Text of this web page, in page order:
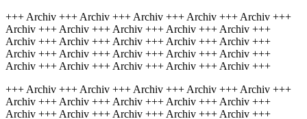
+++ Archiv +++ Archiv +++ Archiv +++ Archiv +++ Archiv +++
Archiv +++ Archiv +++ Archiv +++ Archiv +++ Archiv +++
Archiv +++ Archiv +++ Archiv +++ Archiv +++ Archiv +++
Archiv +++ Archiv +++ Archiv +++ Archiv +++ Archiv +++
Archiv +++ Archiv +++ Archiv +++ Archiv +++ Archiv +++
+++ Archiv +++ Archiv +++ Archiv +++ Archiv +++ Archiv +++
Archiv +++ Archiv +++ Archiv +++ Archiv +++ Archiv +++
Archiv +++ Archiv +++ Archiv +++ Archiv +++ Archiv +++